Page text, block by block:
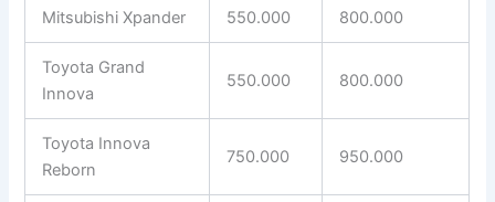
Mitsubishi Xpander 550.000 800.000
Toyota Grand
Innova
550.000 800.000
Toyota Innova
Reborn
750.000 950.000